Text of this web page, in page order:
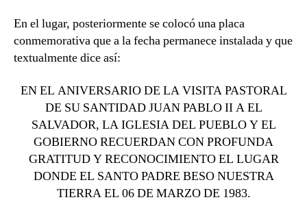
En el lugar, posteriormente se colocó una placa
conmemorativa que a la fecha permanece instalada y que
textualmente dice así:
EN EL ANIVERSARIO DE LA VISITA PASTORAL
DE SU SANTIDAD JUAN PABLO II A EL
SALVADOR, LA IGLESIA DEL PUEBLO Y EL
GOBIERNO RECUERDAN CON PROFUNDA
GRATITUD Y RECONOCIMIENTO EL LUGAR
DONDE EL SANTO PADRE BESO NUESTRA
TIERRA EL 06 DE MARZO DE 1983.